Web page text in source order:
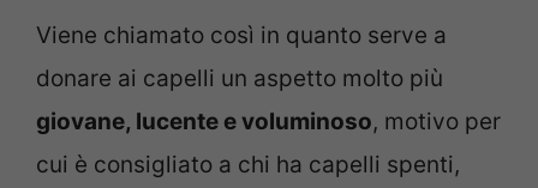
Viene chiamato così in quanto serve a
donare ai capelli un aspetto molto più
giovane, lucente e voluminoso, motivo per
cui è consigliato a chi ha capelli spenti,